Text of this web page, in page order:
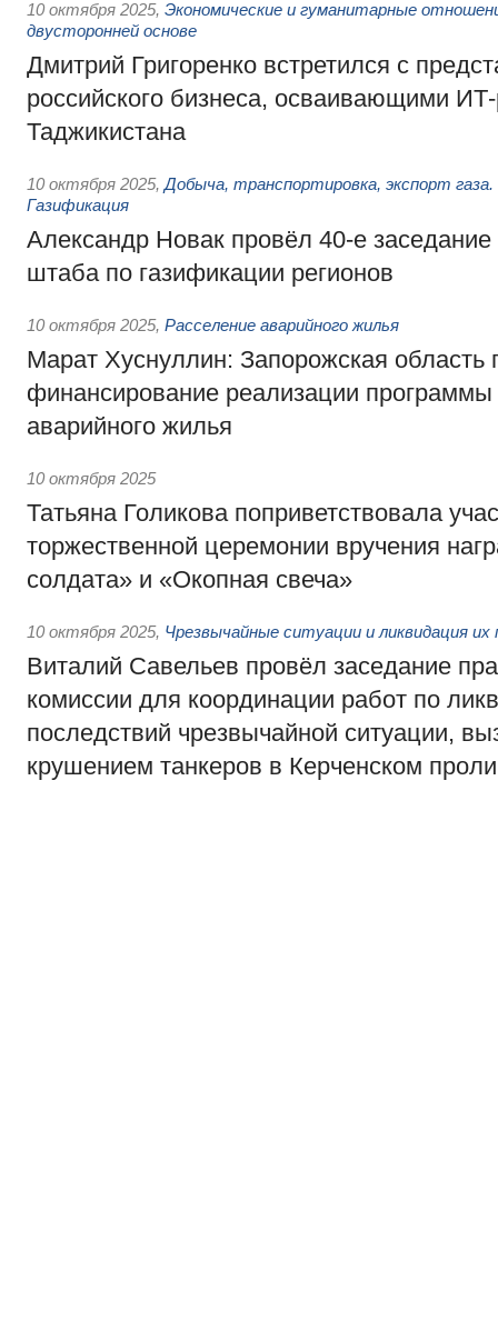
10 октября 2025, Экономические и гуманитарные
двусторонней основе
Дмитрий Григоренко встретился с
российского бизнеса, осваивающими
Таджикистана
10 октября 2025, Добыча, транспортировка, экспорт
Газификация
Александр Новак провёл 40-е
штаба по газификации регионов
10 октября 2025, Расселение аварийного жилья
Марат Хуснуллин: Запорожская область
финансирование реализации
аварийного жилья
10 октября 2025
Татьяна Голикова поприветствовала
торжественной церемонии вручения
солдата» и «Окопная свеча»
10 октября 2025, Чрезвычайные ситуации и ликвидация их
Виталий Савельев провёл заседание
комиссии для координации работ по
последствий чрезвычайной ситуации,
крушением танкеров в Керченском